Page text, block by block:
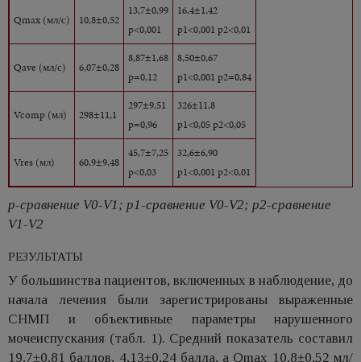
Qmax (мл/с) 10,8±0,52
13,7±0,99
p<0,001
16,4±1,42
p1<0,001 p2<0,01
Qave (мл/с) 6,07±0,28
8,87±1,68
p=0,12
8,50±0,67
p1<0,001 p2=0,84
Vcomp (мл) 298±11,1
297±9,51
p=0,96
326±11,8
p1<0,05 p2<0,05
Vres (мл) 60,9±9,48
45,7±7,25
p<0,03
32,6±6,90
p1<0,001 p2<0,01
p-сравнение V0-V1; p1-сравнение V0-V2; p2-сравнение
V1-V2
РЕЗУЛЬТАТЫ
У большинства пациентов, включенных в наблюдение, до
начала лечения были зарегистрированы выраженные
СНМП и объективные параметры нарушенного
мочеиспускания (табл. 1). Средний показатель составил
19,7±0,81 баллов, 4,13±0,24 балла, a Qmax 10,8±0,52 мл/